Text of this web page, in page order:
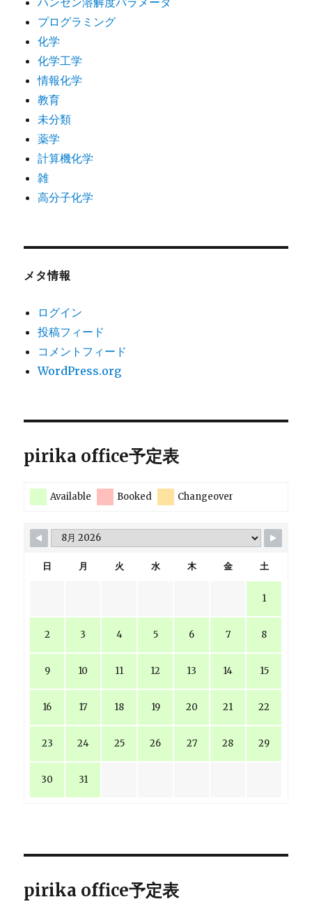
プログラミング
化学
化学工学
情報化学
教育
未分類
薬学
計算機化学
雑
高分子化学
メタ情報
ログイン
投稿フィード
コメントフィード
WordPress.org
pirika office予定表
Available Booked Changeover
日 月 火 水 木 金 土
1
2 3 4 5 6 7 8
9 10 11 12 13 14 15
16 17 18 19 20 21 22
23 24 25 26 27 28 29
30 31
pirika office予定表